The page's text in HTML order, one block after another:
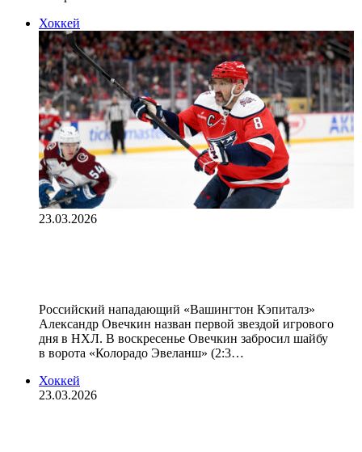
Хоккей
23.03.2026
Российский нападающий «Вашингтон Кэпиталз»
Александр Овечкин назван первой звездой игрового
дня в НХЛ. В воскресенье Овечкин забросил шайбу
в ворота «Колорадо Эвеланш» (2:3…
Хоккей
23.03.2026